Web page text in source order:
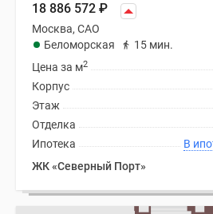
18 886 572 ₽
Москва, САО
Беломорская
15 мин.
Цена за м2
Корпус
Этаж
Отделка
Ипотека
ЖК «Северный Порт»